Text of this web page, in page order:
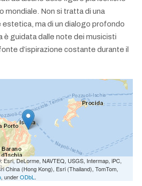
mondiale. Non si tratta di una
ma di un dialogo profondo
è guidata dalle note dei musicisti
d’ispirazione costante durante il
DeLorme, NAVTEQ, USGS, Intermap, iPC,
China (Hong Kong), Esri (Thailand), TomTom,
, underODbL .